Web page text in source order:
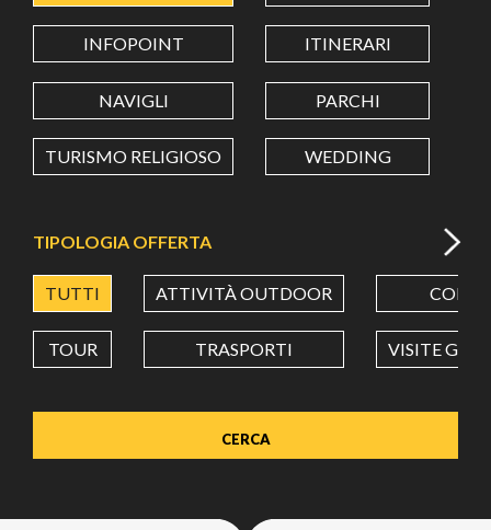
LONGITUDINE
Value in decimal degrees. Use dot (.) as decimal separator.
INFOPOINT ITINERARI
NAVIGLI PARCHI
TURISMO RELIGIOSO WEDDING
TIPOLOGIA OFFERTA
TUTTI ATTIVITÀ OUTDOOR CORSI
TOUR TRASPORTI VISITE